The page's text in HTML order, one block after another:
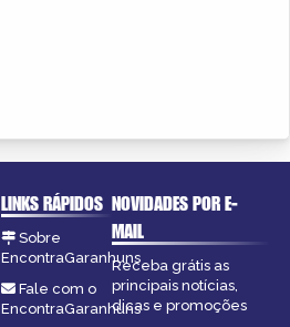
LINKS RÁPIDOS
Sobre
EncontraGaranhuns
Fale com o
EncontraGaranhuns
NOVIDADES POR E-
MAIL
Receba grátis as
principais notícias,
dicas e promoções